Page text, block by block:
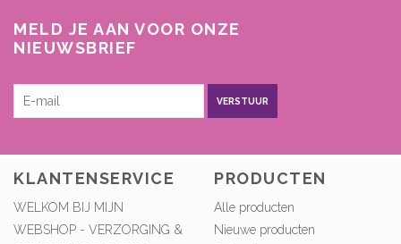
MELD JE AAN VOOR ONZE
NIEUWSBRIEF
VERSTUUR
KLANTENSERVICE
WELKOM BIJ MIJN
WEBSHOP - VERZORGING &
PRODUCTEN
Alle producten
Nieuwe producten